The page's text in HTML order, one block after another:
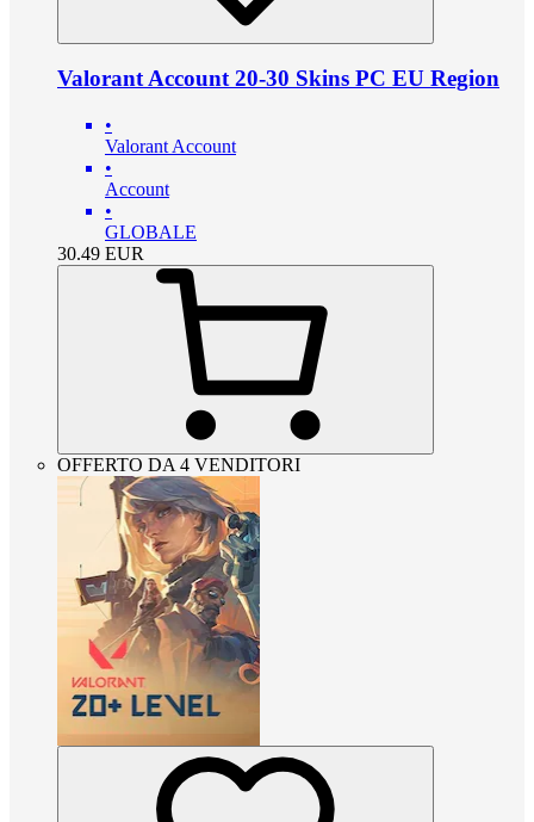
Valorant Account 20-30 Skins PC EU Region
•
Valorant Account
•
Account
•
GLOBALE
30.49 EUR
OFFERTO DA 4 VENDITORI